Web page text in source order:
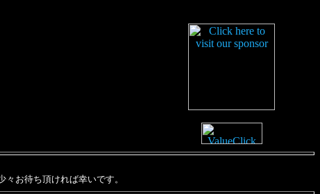
お待ち頂ければ幸いです。